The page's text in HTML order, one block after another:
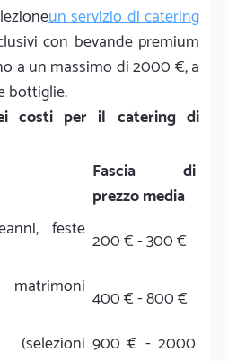
un servizio di catering
con bevande premium
a un massimo di 2000 €, a
bottiglie.
costi per il catering di
Fascia di
prezzo media
feste 200 € - 300 €
400 € - 800 €
(selezioni 900 € - 2000